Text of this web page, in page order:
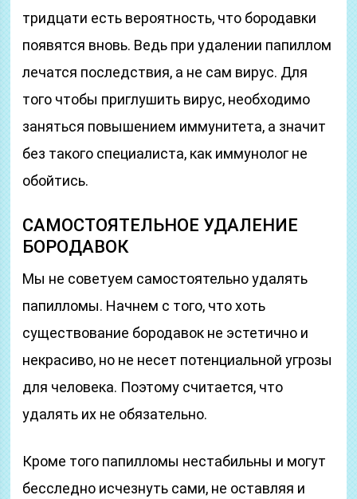
тридцати есть вероятность, что бородавки
появятся вновь. Ведь при удалении папиллом
лечатся последствия, а не сам вирус. Для
того чтобы приглушить вирус, необходимо
заняться повышением иммунитета, а значит
без такого специалиста, как иммунолог не
обойтись.
САМОСТОЯТЕЛЬНОЕ УДАЛЕНИЕ
БОРОДАВОК
Мы не советуем самостоятельно удалять
папилломы. Начнем с того, что хоть
существование бородавок не эстетично и
некрасиво, но не несет потенциальной угрозы
для человека. Поэтому считается, что
удалять их не обязательно.
Кроме того папилломы нестабильны и могут
бесследно исчезнуть сами, не оставляя и